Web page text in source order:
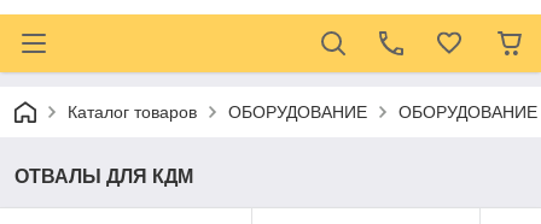
Каталог товаров ОБОРУДОВАНИЕ
ОТВАЛЫ ДЛЯ КДМ